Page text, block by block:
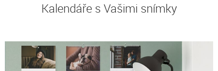
Kalendáře s Vašimi snímky